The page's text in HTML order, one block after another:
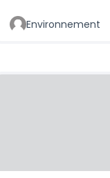
Environnement